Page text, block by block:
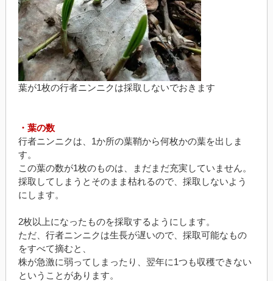
葉が1枚の行者ニンニクは採取しないでおきます
・葉の数
行者ニンニクは、1か所の葉鞘から何枚かの葉を出しま
す。
この葉の数が1枚のものは、まだまだ充実していません。
採取してしまうとそのまま枯れるので、採取しないよう
にします。
2枚以上になったものを採取するようにします。
ただ、行者ニンニクは生長が遅いので、採取可能なもの
をすべて摘むと、
株が急激に弱ってしまったり、翌年に1つも収穫できない
ということがあります。